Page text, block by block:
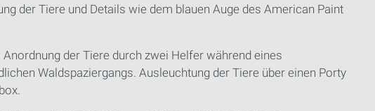
der Tiere und Details wie dem blauen Auge des American Paint
Anordnung der Tiere durch zwei Helfer während eines
Waldspaziergangs. Ausleuchtung der Tiere über einen Porty